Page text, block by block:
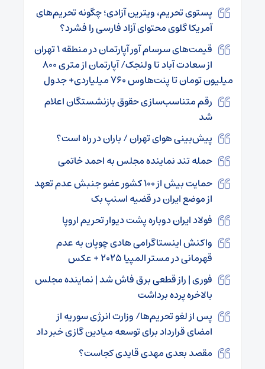
پستوی تحریم، ویترین آزادی؛ چگونه تحریم‌های
آمریکا گلوی محتوای آزاد فارسی را فشرد؟
قیمت‌های سرسام آور آپارتمان در منطقه ۱ تهران
از سعادت آباد تا ولنجک/ آپارتمان از متری ۸۰۰
میلیون تومان تا پنت‌هاوس ۷۶۰ میلیاردی+ جدول
رقم متناسب‌سازی حقوق بازنشستگان اعلام
شد
پیش‌بینی هوای تهران / باران در راه است؟
حمله تند نماینده مجلس به احمد خاتمی
حمایت بیش از ۱۰۰ کشور عضو جنبش عدم تعهد
از موضع ایران در قضیه اسنپ بک
فولاد ایران دوباره پشت دیوار تحریم اروپا
واکنش اینستاگرامی هادی چوپان به عدم
قهرمانی در مستر المپیا ۲۰۲۵ + عکس
فوری | راز قطعی برق فاش شد | نماینده مجلس
بالاخره پرده برداشت
پس از لغو تحریم‌ها/ وزارت انرژی سوریه از
امضای قرارداد برای توسعه میادین گازی خبر داد
مقصد بعدی مهدی قایدی کجاست؟